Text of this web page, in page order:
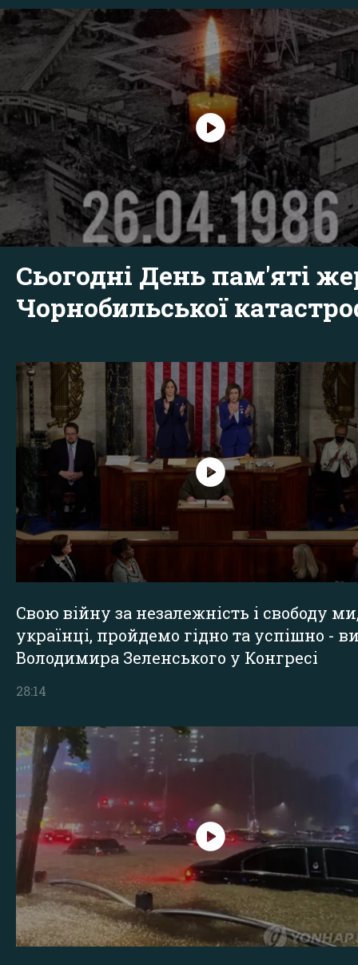
Сьогодні День пам'яті
Чорнобильської
Свою війну за незалежність і свободу
українці, пройдемо гідно та успішно -
Володимира Зеленського у Конгресі
28:14